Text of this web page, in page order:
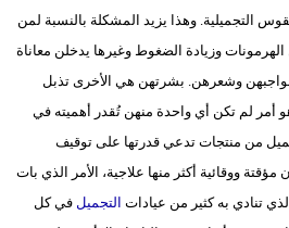
التجميلية. وهذا يزيد المشكلة بالنسبة لمن
وزيادة الضغوط وغيرها يدخلن معاناة
وشعرهن. بشرتهن هي الأخرى تذبل
أمر لم تكن أي واحدة منهن تُقدر أهميته في
من منتجات تدعي قدرتها على توقيف
ووقائية أكثر منها علاجية، الأمر الذي بات
تنادي به كثير من عيادات التجميلفي كل